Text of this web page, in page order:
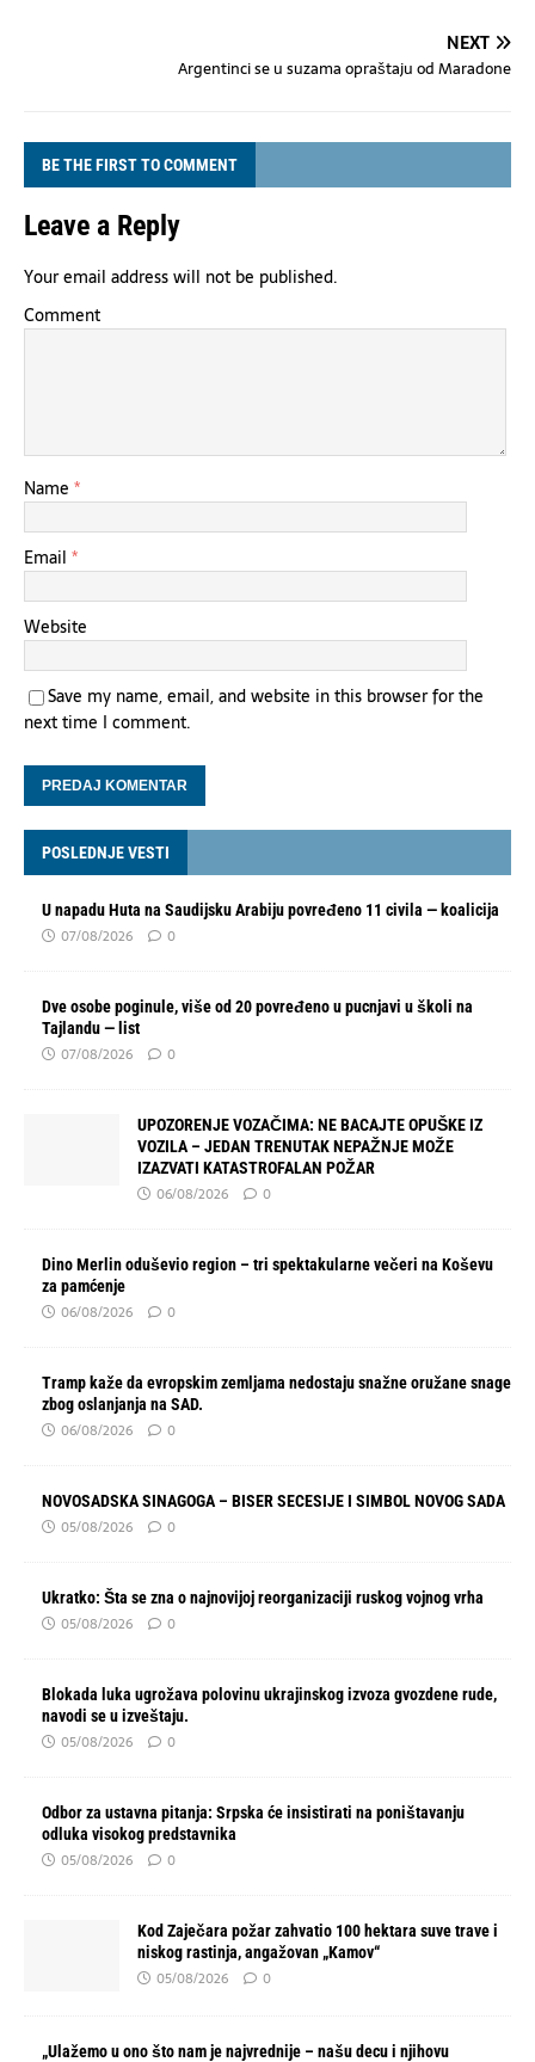
NEXT
Argentinci se u suzama opraštaju od Maradone
BE THE FIRST TO COMMENT
Leave a Reply
Your email address will not be published.
Comment
Name *
Email *
Website
Save my name, email, and website in this browser for the
next time I comment.
POSLEDNJE VESTI
U napadu Huta na Saudijsku Arabiju povređeno 11 civila — koalicija
07/08/2026 0
Dve osobe poginule, više od 20 povređeno u pucnjavi u školi na
Tajlandu — list
07/08/2026 0
UPOZORENJE VOZAČIMA: NE BACAJTE OPUŠKE IZ
VOZILA – JEDAN TRENUTAK NEPAŽNJE MOŽE
IZAZVATI KATASTROFALAN POŽAR
06/08/2026 0
Dino Merlin oduševio region – tri spektakularne večeri na Koševu
za pamćenje
06/08/2026 0
Tramp kaže da evropskim zemljama nedostaju snažne oružane snage
zbog oslanjanja na SAD.
06/08/2026 0
NOVOSADSKA SINAGOGA – BISER SECESIJE I SIMBOL NOVOG SADA
05/08/2026 0
Ukratko: Šta se zna o najnovijoj reorganizaciji ruskog vojnog vrha
05/08/2026 0
Blokada luka ugrožava polovinu ukrajinskog izvoza gvozdene rude,
navodi se u izveštaju.
05/08/2026 0
Odbor za ustavna pitanja: Srpska će insistirati na poništavanju
odluka visokog predstavnika
05/08/2026 0
Kod Zaječara požar zahvatio 100 hektara suve trave i
niskog rastinja, angažovan „Kamov“
05/08/2026 0
„Ulažemo u ono što nam je najvrednije – našu decu i njihovu